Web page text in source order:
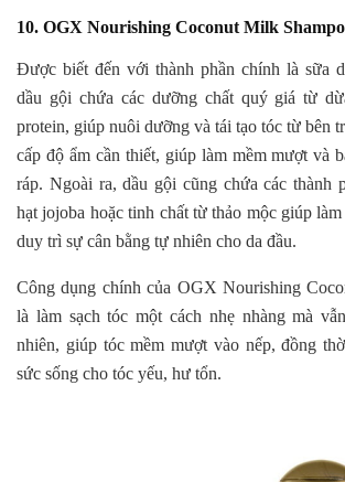
10. OGX Nourishing Coconut Milk
Được biết đến với thành phần chính là sữa
dầu gội chứa các dưỡng chất quý giá từ
protein, giúp nuôi dưỡng và tái tạo tóc từ bên
cấp độ ẩm cần thiết, giúp làm mềm mượt và
ráp. Ngoài ra, dầu gội cũng chứa các thành
hạt jojoba hoặc tinh chất từ thảo mộc giúp làm
duy trì sự cân bằng tự nhiên cho da đầu.
Công dụng chính của OGX Nourishing
là làm sạch tóc một cách nhẹ nhàng mà
nhiên, giúp tóc mềm mượt vào nếp, đồng
sức sống cho tóc yếu, hư tổn.